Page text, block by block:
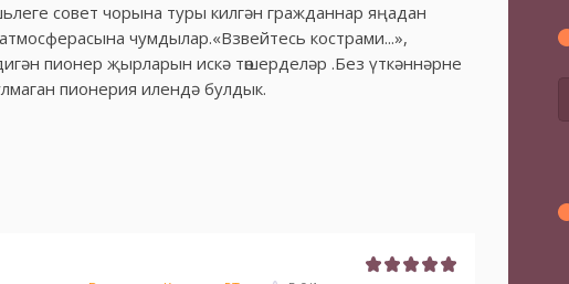
совет чорына туры килгән гражданнар яңадан
чумдылар.«Взвейтесь кострами...»,
пионер җырларын искә төшерделәр .Без үткәннәрне
пионерия илендә булдык.